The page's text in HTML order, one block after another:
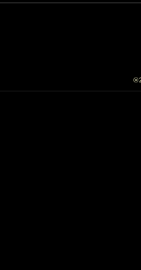
©